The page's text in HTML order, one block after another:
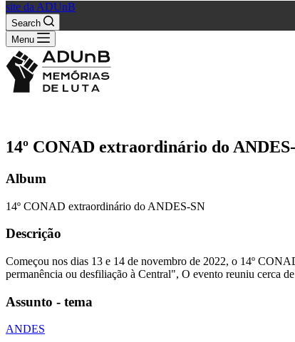
site da ADUnB
Search
Menu
14º CONAD extraordinário do
Album
14º CONAD extraordinário do ANDES-SN
Descrição
Começou nos dias 13 e 14 de novembro de 2022, o 14º
permanência ou desfiliação à Central", O evento reuniu cerca
Assunto - tema
ANDES